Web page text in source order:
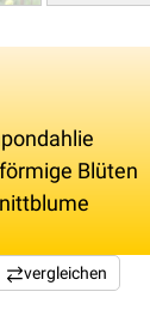
Blüten
vergleichen